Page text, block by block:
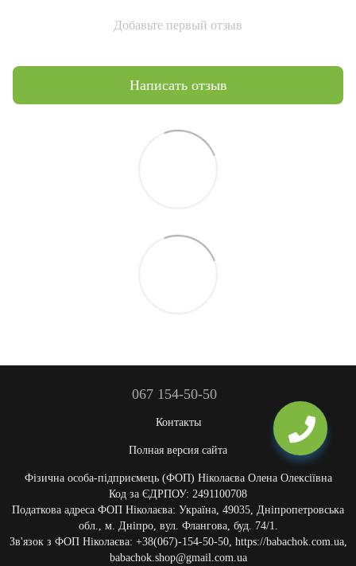
Добавьте первый отзыв
Написать отзыв
067 154-50-50
Контакты
Полная версия сайта
Фізична особа-підприємець (ФОП) Ніколаєва Олена Олексіївна
Код за ЄДРПОУ: 2491100708
Податкова адреса ФОП Ніколаєва: Україна, 49035, Дніпропетровська
обл., м. Дніпро, вул. Флангова, буд. 74/1.
Зв'язок з ФОП Ніколаєва: +38(067)-154-50-50, https://babachok.com.ua,
babachok.shop@gmail.com.ua